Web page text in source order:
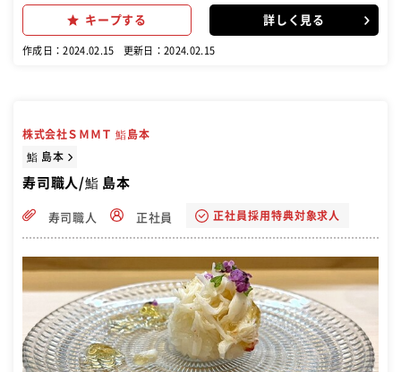
キープする 詳しく見る
作成日：2024.02.15 更新日：2024.02.15
株式会社ＳＭＭＴ 鮨島本
鮨 島本
寿司職人/鮨 島本
寿司職人 正社員 正社員採用特典対象求人